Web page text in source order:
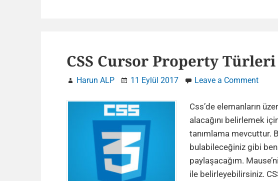
CSS Cursor Property Türleri
Harun ALP 11 Eylül 2017 Leave a Commenton
ve
Css’de elemanların
alacağını belirlemek
tanımlama mevcuttur.
bulabileceğiniz gibi
paylaşacağım.
ile belirleyebilirsiniz.